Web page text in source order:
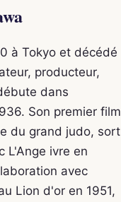
à Tokyo et décédé
producteur,
dans
Son premier film
du grand judo, sort
L'Ange ivre en
avec
Lion d'or en 1951,